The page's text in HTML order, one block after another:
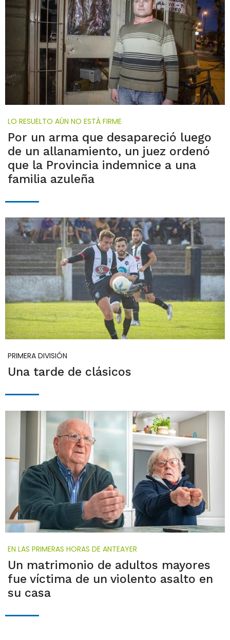
LO RESUELTO AÚN NO ESTÁ FIRME
Por un arma que desapareció luego
de un allanamiento, un juez ordenó
que la Provincia indemnice a una
familia azuleña
PRIMERA DIVISIÓN
Una tarde de clásicos
EN LAS PRIMERAS HORAS DE ANTEAYER
Un matrimonio de adultos mayores
fue víctima de un violento asalto en
su casa